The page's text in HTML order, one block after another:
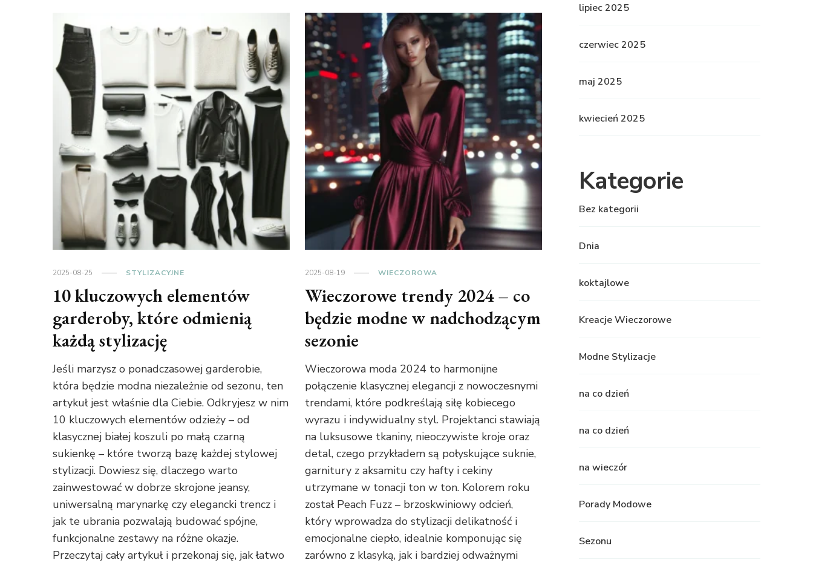
2025-08-25 STYLIZACYJNE
10 kluczowych elementów
garderoby, które odmienią
każdą stylizację
Jeśli marzysz o ponadczasowej garderobie,
która będzie modna niezależnie od sezonu, ten
artykuł jest właśnie dla Ciebie. Odkryjesz w nim
10 kluczowych elementów odzieży – od
klasycznej białej koszuli po małą czarną
sukienkę – które tworzą bazę każdej stylowej
stylizacji. Dowiesz się, dlaczego warto
zainwestować w dobrze skrojone jeansy,
uniwersalną marynarkę czy elegancki trencz i
jak te ubrania pozwalają budować spójne,
funkcjonalne zestawy na różne okazje.
Przeczytaj cały artykuł i przekonaj się, jak łatwo
2025-08-19 WIECZOROWA
Wieczorowe trendy 2024 – co
będzie modne w nadchodzącym
sezonie
Wieczorowa moda 2024 to harmonijne
połączenie klasycznej elegancji z nowoczesnymi
trendami, które podkreślają siłę kobiecego
wyrazu i indywidualny styl. Projektanci stawiają
na luksusowe tkaniny, nieoczywiste kroje oraz
detal, czego przykładem są połyskujące suknie,
garnitury z aksamitu czy hafty i cekiny
utrzymane w tonacji ton w ton. Kolorem roku
został Peach Fuzz – brzoskwiniowy odcień,
który wprowadza do stylizacji delikatność i
emocjonalne ciepło, idealnie komponując się
zarówno z klasyką, jak i bardziej odważnymi
lipiec 2025
czerwiec 2025
maj 2025
kwiecień 2025
Kategorie
Bez kategorii
Dnia
koktajlowe
Kreacje Wieczorowe
Modne Stylizacje
na co dzień
na co dzień
na wieczór
Porady Modowe
Sezonu